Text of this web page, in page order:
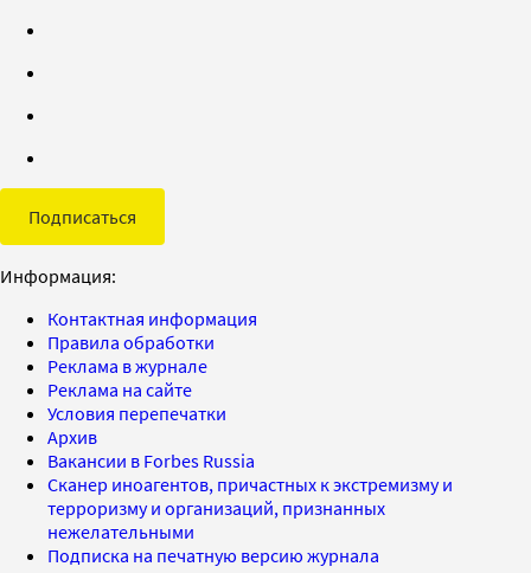
Подписаться
Информация:
Контактная информация
Правила обработки
Реклама в журнале
Реклама на сайте
Условия перепечатки
Архив
Вакансии в Forbes Russia
Сканер иноагентов, причастных к экстремизму и
терроризму и организаций, признанных
нежелательными
Подписка на печатную версию журнала